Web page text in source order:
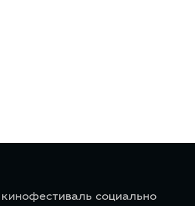
социально